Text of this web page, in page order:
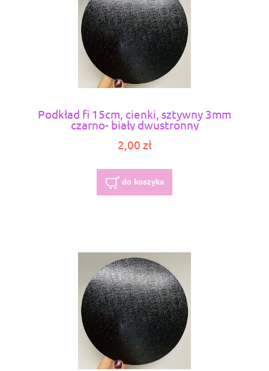
Podkład fi 15cm, cienki, sztywny 3mm
czarno- biały dwustronny
2,00 zł
do koszyka